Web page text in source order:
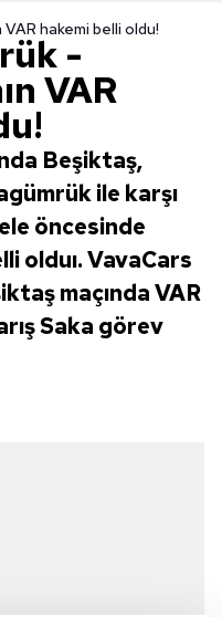
hakemi belli oldu!
-
VAR
Beşiktaş,
ile karşı
öncesinde
olduı. VavaCars
maçında VAR
Saka görev